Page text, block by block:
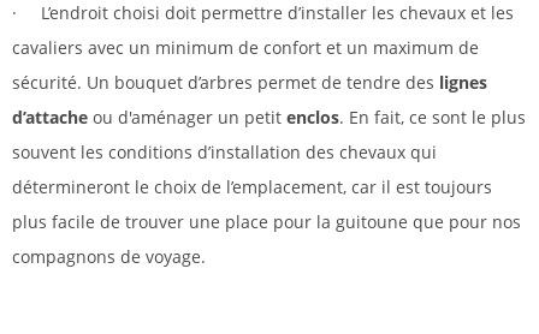
· L’endroit choisi doit permettre d’installer les chevaux et les
cavaliers avec un minimum de confort et un maximum de
sécurité. Un bouquet d’arbres permet de tendre des lignes
d’attache ou d'aménager un petit enclos. En fait, ce sont le plus
souvent les conditions d’installation des chevaux qui
détermineront le choix de l’emplacement, car il est toujours
plus facile de trouver une place pour la guitoune que pour nos
compagnons de voyage.